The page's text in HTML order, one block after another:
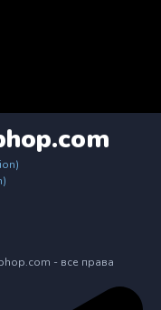
- все права